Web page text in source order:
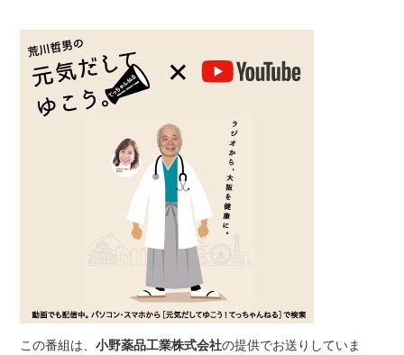
この番組は、小野薬品工業株式会社の提供でお送りしていま